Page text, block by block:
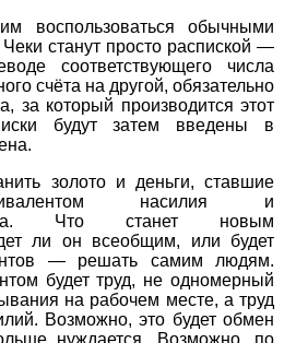
воспользоваться обычными
станут просто распиской —
соответствующего числа
счёта на другой, обязательно
за который производится этот
будут затем введены в
золото и деньги, ставшие
насилия и
Что станет новым
ли он всеобщим, или будет
— решать самим людям.
будет труд, не одномерный
на рабочем месте, а труд
Возможно, это будет обмен
нуждается. Возможно, по